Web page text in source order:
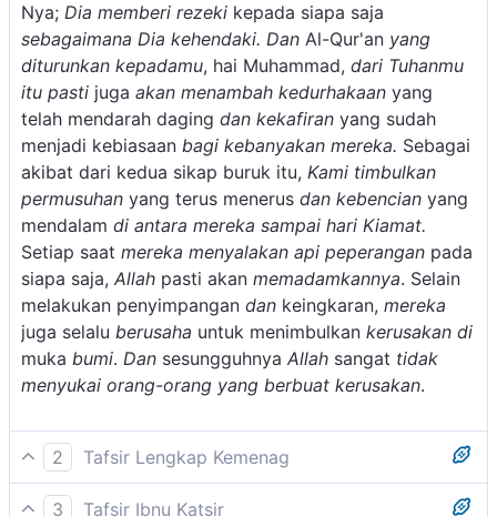
Nya; Dia memberi rezeki kepada siapa saja
sebagaimana Dia kehendaki. Dan Al-Qur'an yang
diturunkan kepadamu, hai Muhammad, dari Tuhanmu
itu pasti juga akan menambah kedurhakaan yang
telah mendarah daging dan kekafiran yang sudah
menjadi kebiasaan bagi kebanyakan mereka. Sebagai
akibat dari kedua sikap buruk itu, Kami timbulkan
permusuhan yang terus menerus dan kebencian yang
mendalam di antara mereka sampai hari Kiamat.
Setiap saat mereka menyalakan api peperangan pada
siapa saja, Allah pasti akan memadamkannya. Selain
melakukan penyimpangan dan keingkaran, mereka
juga selalu berusaha untuk menimbulkan kerusakan di
muka bumi. Dan sesungguhnya Allah sangat tidak
menyukai orang-orang yang berbuat kerusakan.
2
Tafsir Lengkap Kemenag
Menurut riwayat Ibnu Ishak dan at-thabrani dari Ibnu
3
Tafsir Ibnu Katsir